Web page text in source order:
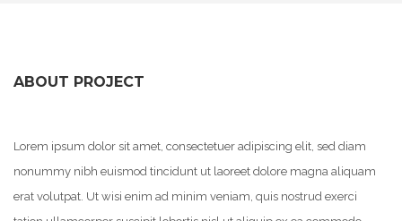
ABOUT PROJECT
Lorem ipsum dolor sit amet, consectetuer adipiscing elit, sed diam
nonummy nibh euismod tincidunt ut laoreet dolore magna aliquam
erat volutpat. Ut wisi enim ad minim veniam, quis nostrud exerci